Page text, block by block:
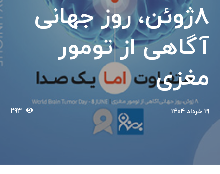
8ژوئن، روز جهانی
آگاهی از تومور
مغزی
۱۹ خرداد ۱۴۰۴ ۲۹۳